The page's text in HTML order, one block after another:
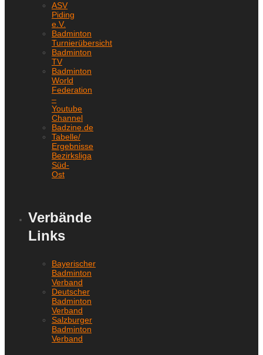
ASV
Piding
e.V.
Badminton
Turnierübersicht
Badminton
TV
Badminton
World
Federation
–
Youtube
Channel
Badzine.de
Tabelle/
Ergebnisse
Bezirksliga
Süd-
Ost
Verbände
Links
Bayerischer
Badminton
Verband
Deutscher
Badminton
Verband
Salzburger
Badminton
Verband